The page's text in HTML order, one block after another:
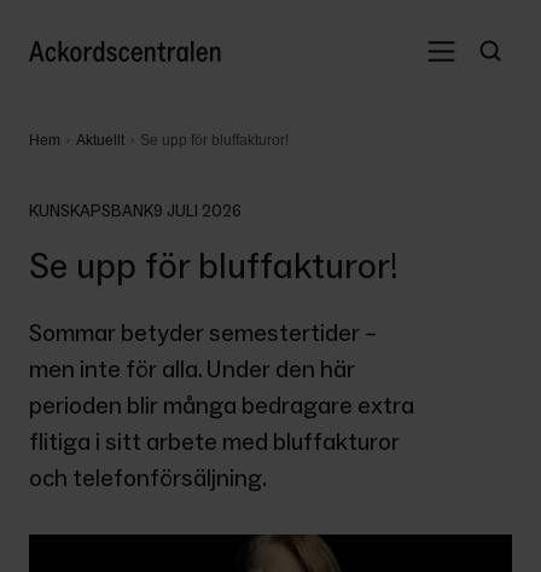
Hem Aktuellt Se upp för bluffakturor!
KUNSKAPSBANK9 JULI 2026
Se upp för bluffakturor!
Sommar betyder semestertider –
men inte för alla. Under den här
perioden blir många bedragare extra
flitiga i sitt arbete med bluffakturor
och telefonförsäljning.